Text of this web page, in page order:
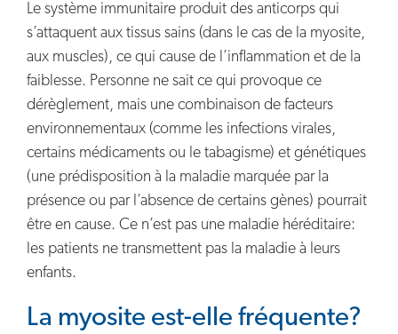
Le système immunitaire produit des anticorps qui
s’attaquent aux tissus sains (dans le cas de la myosite,
aux muscles), ce qui cause de l’inflammation et de la
faiblesse. Personne ne sait ce qui provoque ce
dérèglement, mais une combinaison de facteurs
environnementaux (comme les infections virales,
certains médicaments ou le tabagisme) et génétiques
(une prédisposition à la maladie marquée par la
présence ou par l’absence de certains gènes) pourrait
être en cause. Ce n’est pas une maladie héréditaire:
les patients ne transmettent pas la maladie à leurs
enfants.
La myosite est-elle fréquente?